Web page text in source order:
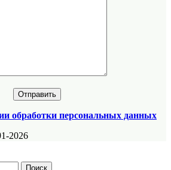
обработки персональных данных
2026
Поиск